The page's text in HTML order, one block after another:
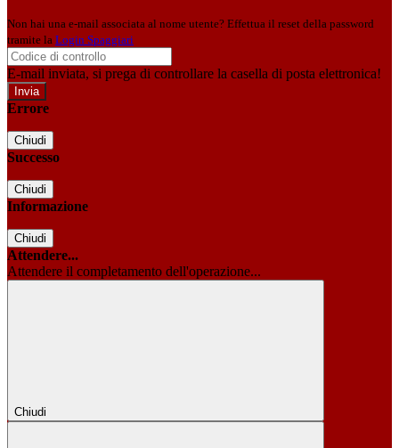
Non hai una e-mail associata al nome utente? Effettua il reset della password
tramite la Login Spaggiari
E-mail inviata, si prega di controllare la casella di posta elettronica!
Errore
Chiudi
Successo
Chiudi
Informazione
Chiudi
Attendere...
Attendere il completamento dell'operazione...
Chiudi